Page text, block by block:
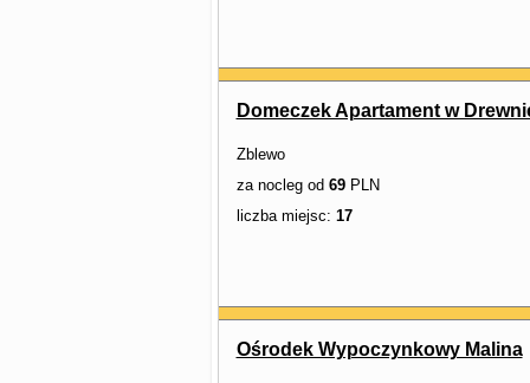
Domeczek Apartament w
Zblewo
za nocleg od 69PLN
liczba miejsc: 17
Ośrodek Wypoczynkowy Malina